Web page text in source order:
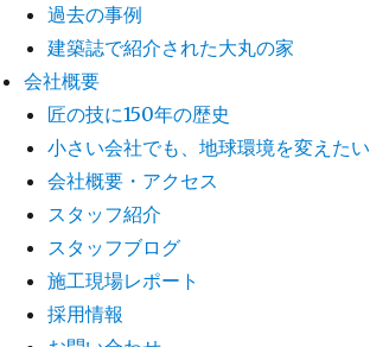
過去の事例
建築誌で紹介された大丸の家
会社概要
匠の技に150年の歴史
小さい会社でも、地球環境を変えたい
会社概要・アクセス
スタッフ紹介
スタッフブログ
施工現場レポート
採用情報